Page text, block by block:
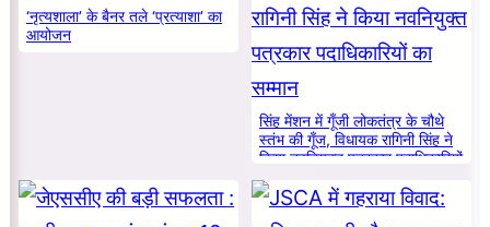
‘नृत्यशाला’ के बैनर तले ‘प्रत्याशा’ का
आयोजन
सिंह मेंशन में गूँजी लोकतंत्र के चौथे
स्तंभ की गूँज, विधायक रागिनी सिंह ने
किया नवनियुक्त पत्रकार पदाधिकारियों
का सम्मान